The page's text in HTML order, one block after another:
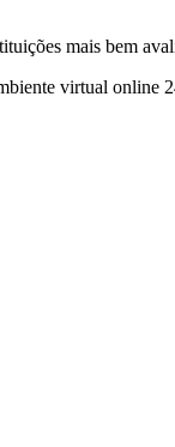
mais bem
virtual online